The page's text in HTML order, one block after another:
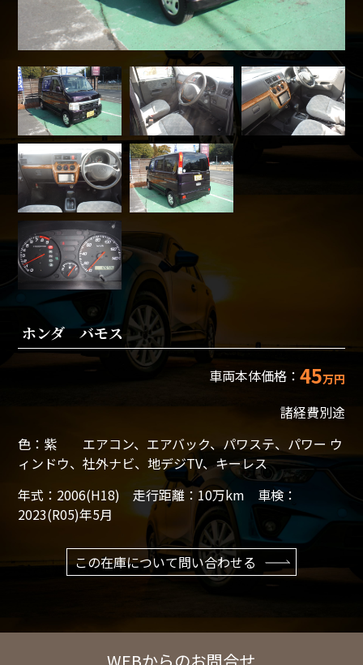
ホンダ バモス
車両本体価格： 45万円
諸経費別途
色：紫 エアコン、エアバック、パワステ、パワー ウ
ィンドウ、社外ナビ、地デジTV、キーレス
年式：2006(H18) 走行距離：10万km 車検：
2023(R05)年5月
この在庫について問い合わせる